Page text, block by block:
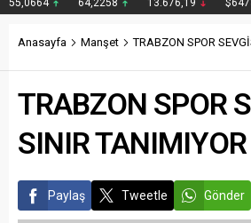
55,0664 64,2258 13.676,19
Anasayfa Manşet TRABZON SPOR
TRABZON SPOR
SINIR TANIMIYOR
Paylaş Tweetle Gönder